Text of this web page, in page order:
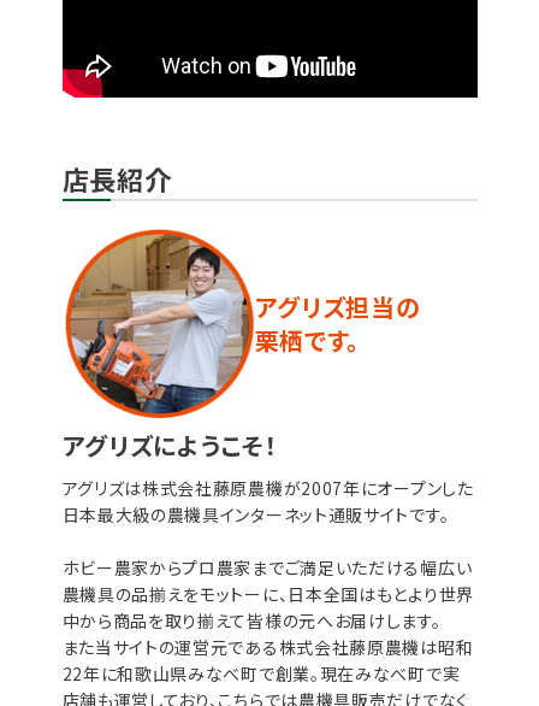
店長紹介
アグリズ担当の
栗栖です。
アグリズにようこそ！
アグリズは株式会社藤原農機が2007年にオープンした
日本最大級の農機具インターネット通販サイトです。
ホビー農家からプロ農家までご満足いただける幅広い
農機具の品揃えをモットーに、日本全国はもとより世界
中から商品を取り揃えて皆様の元へお届けします。
また当サイトの運営元である株式会社藤原農機は昭和
22年に和歌山県みなべ町で創業。現在みなべ町で実
店舗も運営しており、こちらでは農機具販売だけでなく